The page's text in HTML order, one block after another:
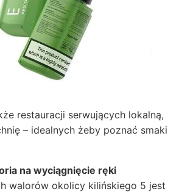
restauracji serwujących lokalną,
– idealnych żeby poznać smaki
na wyciągnięcie ręki
walorów okolicy kilińskiego 5 jest